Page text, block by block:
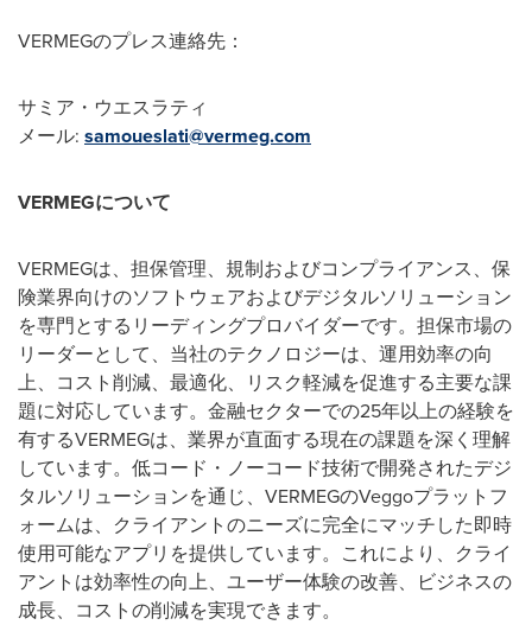
VERMEGのプレス連絡先：
サミア・ウエスラティ
メール: samoueslati@vermeg.com
VERMEGについて
VERMEGは、担保管理、規制およびコンプライアンス、保
険業界向けのソフトウェアおよびデジタルソリューション
を専門とするリーディングプロバイダーです。担保市場の
リーダーとして、当社のテクノロジーは、運用効率の向
上、コスト削減、最適化、リスク軽減を促進する主要な課
題に対応しています。金融セクターでの25年以上の経験を
有するVERMEGは、業界が直面する現在の課題を深く理解
しています。低コード・ノーコード技術で開発されたデジ
タルソリューションを通じ、VERMEGのVeggoプラットフ
ォームは、クライアントのニーズに完全にマッチした即時
使用可能なアプリを提供しています。これにより、クライ
アントは効率性の向上、ユーザー体験の改善、ビジネスの
成長、コストの削減を実現できます。